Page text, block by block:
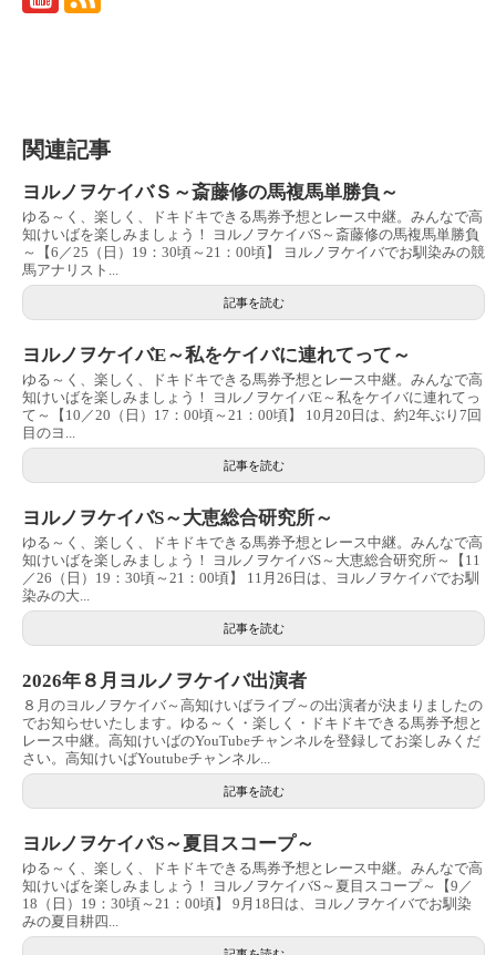
関連記事
ヨルノヲケイバＳ～斎藤修の馬複馬単勝負～
ゆる～く、楽しく、ドキドキできる馬券予想とレース中継。みんなで高
知けいばを楽しみましょう！ ヨルノヲケイバS～斎藤修の馬複馬単勝負
～【6／25（日）19：30頃～21：00頃】 ヨルノヲケイバでお馴染みの競
馬アナリスト...
記事を読む
ヨルノヲケイバE～私をケイバに連れてって～
ゆる～く、楽しく、ドキドキできる馬券予想とレース中継。みんなで高
知けいばを楽しみましょう！ ヨルノヲケイバE～私をケイバに連れてっ
て～【10／20（日）17：00頃～21：00頃】 10月20日は、約2年ぶり7回
目のヨ...
記事を読む
ヨルノヲケイバS～大恵総合研究所～
ゆる～く、楽しく、ドキドキできる馬券予想とレース中継。みんなで高
知けいばを楽しみましょう！ ヨルノヲケイバS～大恵総合研究所～【11
／26（日）19：30頃～21：00頃】 11月26日は、ヨルノヲケイバでお馴
染みの大...
記事を読む
2026年８月ヨルノヲケイバ出演者
８月のヨルノヲケイバ～高知けいばライブ～の出演者が決まりましたの
でお知らせいたします。ゆる～く・楽しく・ドキドキできる馬券予想と
レース中継。高知けいばのYouTubeチャンネルを登録してお楽しみくだ
さい。高知けいばYoutubeチャンネル...
記事を読む
ヨルノヲケイバS～夏目スコープ～
ゆる～く、楽しく、ドキドキできる馬券予想とレース中継。みんなで高
知けいばを楽しみましょう！ ヨルノヲケイバS～夏目スコープ～【9／
18（日）19：30頃～21：00頃】 9月18日は、ヨルノヲケイバでお馴染
みの夏目耕四...